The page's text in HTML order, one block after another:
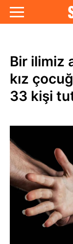
Bir ilimiz
kız
33 kişi